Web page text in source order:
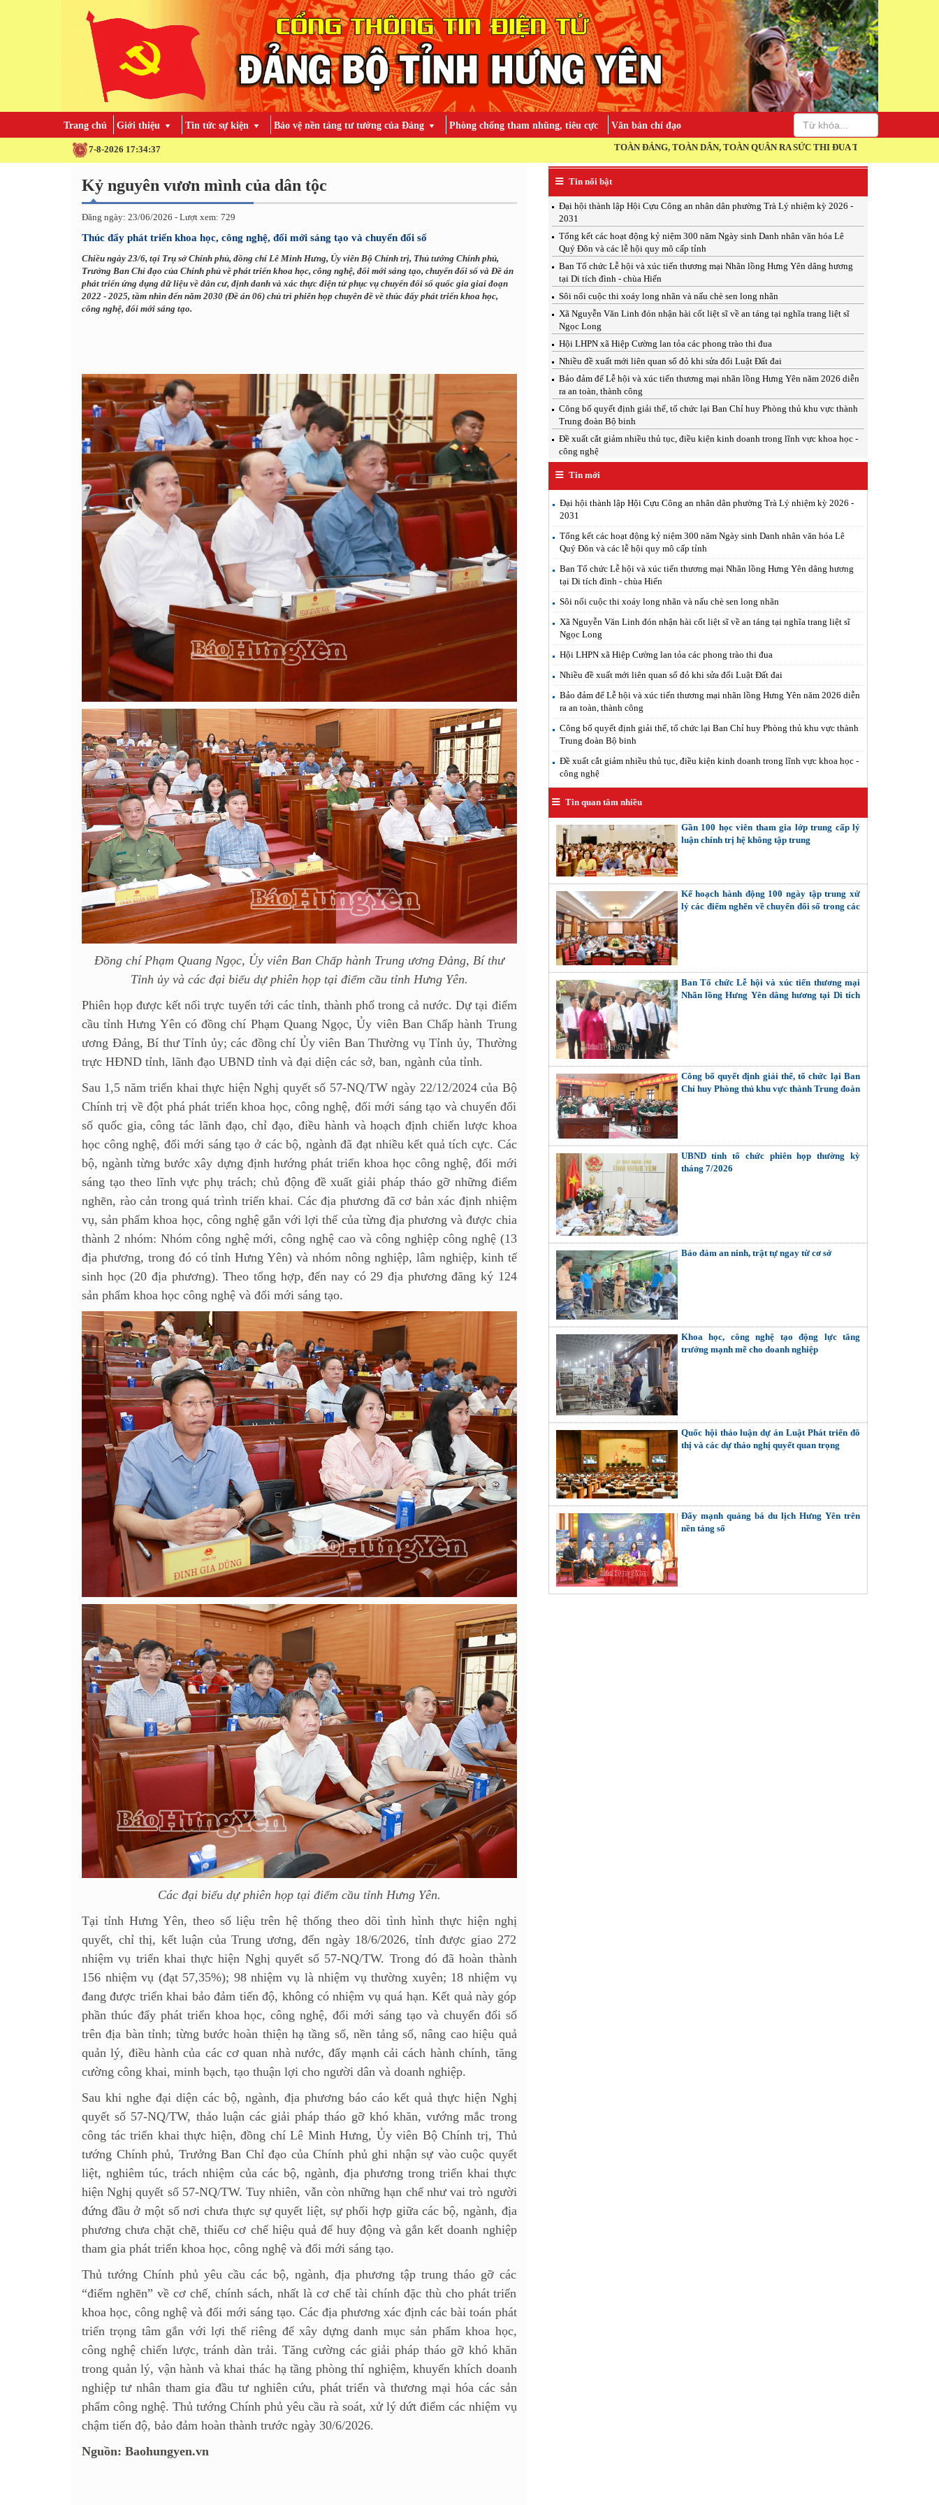
Trang chủ Giới thiệu Tin tức sự kiện Bảo vệ nền tảng tư tưởng của Đảng Phòng chống tham nhũng, tiêu cực Văn bản chỉ đạo
7-8-2026 17:34:39 TOÀN ĐẢNG, TOÀN DÂN, TOÀN QUÂN RA SỨC THI ĐUA THỰC HIỆN THẮNG LỢI NGHỊ QUYẾT
Kỷ nguyên vươn mình của dân tộc
Đăng ngày: 23/06/2026 - Lượt xem: 729
Thúc đẩy phát triển khoa học, công nghệ, đổi mới sáng tạo và chuyển đổi số
Chiều ngày 23/6, tại Trụ sở Chính phủ, đồng chí Lê Minh Hưng, Ủy viên Bộ Chính trị, Thủ tướng Chính phủ,
Trưởng Ban Chỉ đạo của Chính phủ về phát triển khoa học, công nghệ, đổi mới sáng tạo, chuyển đổi số và Đề án
phát triển ứng dụng dữ liệu về dân cư, định danh và xác thực điện tử phục vụ chuyển đổi số quốc gia giai đoạn
2022 - 2025, tầm nhìn đến năm 2030 (Đề án 06) chủ trì phiên họp chuyên đề về thúc đẩy phát triển khoa học,
công nghệ, đổi mới sáng tạo.
Đồng chí Phạm Quang Ngọc, Ủy viên Ban Chấp hành Trung ương Đảng, Bí thư
Tỉnh ủy và các đại biểu dự phiên họp tại điểm cầu tỉnh Hưng Yên.
Phiên họp được kết nối trực tuyến tới các tỉnh, thành phố trong cả nước. Dự tại điểm
cầu tỉnh Hưng Yên có đồng chí Phạm Quang Ngọc, Ủy viên Ban Chấp hành Trung
ương Đảng, Bí thư Tỉnh ủy; các đồng chí Ủy viên Ban Thường vụ Tỉnh ủy, Thường
trực HĐND tỉnh, lãnh đạo UBND tỉnh và đại diện các sở, ban, ngành của tỉnh.
Sau 1,5 năm triển khai thực hiện Nghị quyết số 57-NQ/TW ngày 22/12/2024 của Bộ
Chính trị về đột phá phát triển khoa học, công nghệ, đổi mới sáng tạo và chuyển đổi
số quốc gia, công tác lãnh đạo, chỉ đạo, điều hành và hoạch định chiến lược khoa
học công nghệ, đổi mới sáng tạo ở các bộ, ngành đã đạt nhiều kết quả tích cực. Các
bộ, ngành từng bước xây dựng định hướng phát triển khoa học công nghệ, đổi mới
sáng tạo theo lĩnh vực phụ trách; chủ động đề xuất giải pháp tháo gỡ những điểm
nghẽn, rào cản trong quá trình triển khai. Các địa phương đã cơ bản xác định nhiệm
vụ, sản phẩm khoa học, công nghệ gắn với lợi thế của từng địa phương và được chia
thành 2 nhóm: Nhóm công nghệ mới, công nghệ cao và công nghiệp công nghệ (13
địa phương, trong đó có tỉnh Hưng Yên) và nhóm nông nghiệp, lâm nghiệp, kinh tế
sinh học (20 địa phương). Theo tổng hợp, đến nay có 29 địa phương đăng ký 124
sản phẩm khoa học công nghệ và đổi mới sáng tạo.
Các đại biểu dự phiên họp tại điểm cầu tỉnh Hưng Yên.
Tại tỉnh Hưng Yên, theo số liệu trên hệ thống theo dõi tình hình thực hiện nghị
quyết, chỉ thị, kết luận của Trung ương, đến ngày 18/6/2026, tỉnh được giao 272
nhiệm vụ triển khai thực hiện Nghị quyết số 57-NQ/TW. Trong đó đã hoàn thành
156 nhiệm vụ (đạt 57,35%); 98 nhiệm vụ là nhiệm vụ thường xuyên; 18 nhiệm vụ
đang được triển khai bảo đảm tiến độ, không có nhiệm vụ quá hạn. Kết quả này góp
phần thúc đẩy phát triển khoa học, công nghệ, đổi mới sáng tạo và chuyển đổi số
trên địa bàn tỉnh; từng bước hoàn thiện hạ tầng số, nền tảng số, nâng cao hiệu quả
quản lý, điều hành của các cơ quan nhà nước, đẩy mạnh cải cách hành chính, tăng
cường công khai, minh bạch, tạo thuận lợi cho người dân và doanh nghiệp.
Sau khi nghe đại diện các bộ, ngành, địa phương báo cáo kết quả thực hiện Nghị
quyết số 57-NQ/TW, thảo luận các giải pháp tháo gỡ khó khăn, vướng mắc trong
công tác triển khai thực hiện, đồng chí Lê Minh Hưng, Ủy viên Bộ Chính trị, Thủ
tướng Chính phủ, Trưởng Ban Chỉ đạo của Chính phủ ghi nhận sự vào cuộc quyết
liệt, nghiêm túc, trách nhiệm của các bộ, ngành, địa phương trong triển khai thực
hiện Nghị quyết số 57-NQ/TW. Tuy nhiên, vẫn còn những hạn chế như vai trò người
đứng đầu ở một số nơi chưa thực sự quyết liệt, sự phối hợp giữa các bộ, ngành, địa
phương chưa chặt chẽ, thiếu cơ chế hiệu quả để huy động và gắn kết doanh nghiệp
tham gia phát triển khoa học, công nghệ và đổi mới sáng tạo.
Thủ tướng Chính phủ yêu cầu các bộ, ngành, địa phương tập trung tháo gỡ các
“điểm nghẽn” về cơ chế, chính sách, nhất là cơ chế tài chính đặc thù cho phát triển
khoa học, công nghệ và đổi mới sáng tạo. Các địa phương xác định các bài toán phát
triển trọng tâm gắn với lợi thế riêng để xây dựng danh mục sản phẩm khoa học,
công nghệ chiến lược, tránh dàn trải. Tăng cường các giải pháp tháo gỡ khó khăn
trong quản lý, vận hành và khai thác hạ tầng phòng thí nghiệm, khuyến khích doanh
nghiệp tư nhân tham gia đầu tư nghiên cứu, phát triển và thương mại hóa các sản
phẩm công nghệ. Thủ tướng Chính phủ yêu cầu rà soát, xử lý dứt điểm các nhiệm vụ
chậm tiến độ, bảo đảm hoàn thành trước ngày 30/6/2026.
Nguồn: Baohungyen.vn
Tin nổi bật
Đại hội thành lập Hội Cựu Công an nhân dân phường Trà Lý nhiệm kỳ 2026 -
2031
Tổng kết các hoạt động kỷ niệm 300 năm Ngày sinh Danh nhân văn hóa Lê
Quý Đôn và các lễ hội quy mô cấp tỉnh
Ban Tổ chức Lễ hội và xúc tiến thương mại Nhãn lồng Hưng Yên dâng hương
tại Di tích đình - chùa Hiến
Sôi nổi cuộc thi xoáy long nhãn và nấu chè sen long nhãn
Xã Nguyễn Văn Linh đón nhận hài cốt liệt sĩ về an táng tại nghĩa trang liệt sĩ
Ngọc Long
Hội LHPN xã Hiệp Cường lan tỏa các phong trào thi đua
Nhiều đề xuất mới liên quan sổ đỏ khi sửa đổi Luật Đất đai
Bảo đảm để Lễ hội và xúc tiến thương mại nhãn lồng Hưng Yên năm 2026 diễn
ra an toàn, thành công
Công bố quyết định giải thể, tổ chức lại Ban Chỉ huy Phòng thủ khu vực thành
Trung đoàn Bộ binh
Đề xuất cắt giảm nhiều thủ tục, điều kiện kinh doanh trong lĩnh vực khoa học -
công nghệ
Tin mới
Đại hội thành lập Hội Cựu Công an nhân dân phường Trà Lý nhiệm kỳ 2026 -
2031
Tổng kết các hoạt động kỷ niệm 300 năm Ngày sinh Danh nhân văn hóa Lê
Quý Đôn và các lễ hội quy mô cấp tỉnh
Ban Tổ chức Lễ hội và xúc tiến thương mại Nhãn lồng Hưng Yên dâng hương
tại Di tích đình - chùa Hiến
Sôi nổi cuộc thi xoáy long nhãn và nấu chè sen long nhãn
Xã Nguyễn Văn Linh đón nhận hài cốt liệt sĩ về an táng tại nghĩa trang liệt sĩ
Ngọc Long
Hội LHPN xã Hiệp Cường lan tỏa các phong trào thi đua
Nhiều đề xuất mới liên quan sổ đỏ khi sửa đổi Luật Đất đai
Bảo đảm để Lễ hội và xúc tiến thương mại nhãn lồng Hưng Yên năm 2026 diễn
ra an toàn, thành công
Công bố quyết định giải thể, tổ chức lại Ban Chỉ huy Phòng thủ khu vực thành
Trung đoàn Bộ binh
Đề xuất cắt giảm nhiều thủ tục, điều kiện kinh doanh trong lĩnh vực khoa học -
công nghệ
Tin quan tâm nhiều
Gần 100 học viên tham gia lớp trung cấp lý
luận chính trị hệ không tập trung
Kế hoạch hành động 100 ngày tập trung xử
lý các điểm nghẽn về chuyển đổi số trong các
Ban Tổ chức Lễ hội và xúc tiến thương mại
Nhãn lồng Hưng Yên dâng hương tại Di tích
Công bố quyết định giải thể, tổ chức lại Ban
Chỉ huy Phòng thủ khu vực thành Trung đoàn
UBND tỉnh tổ chức phiên họp thường kỳ
tháng 7/2026
Bảo đảm an ninh, trật tự ngay từ cơ sở
Khoa học, công nghệ tạo động lực tăng
trưởng mạnh mẽ cho doanh nghiệp
Quốc hội thảo luận dự án Luật Phát triển đô
thị và các dự thảo nghị quyết quan trọng
Đẩy mạnh quảng bá du lịch Hưng Yên trên
nền tảng số